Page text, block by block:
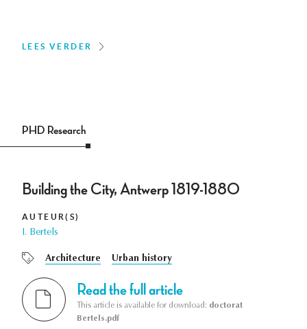
LEES VERDER
PHD Research
Building the City, Antwerp 1819-1880
AUTEUR(S)
I. Bertels
Architecture Urban history
Read the full article
This article is available for download: doctorat
Bertels.pdf